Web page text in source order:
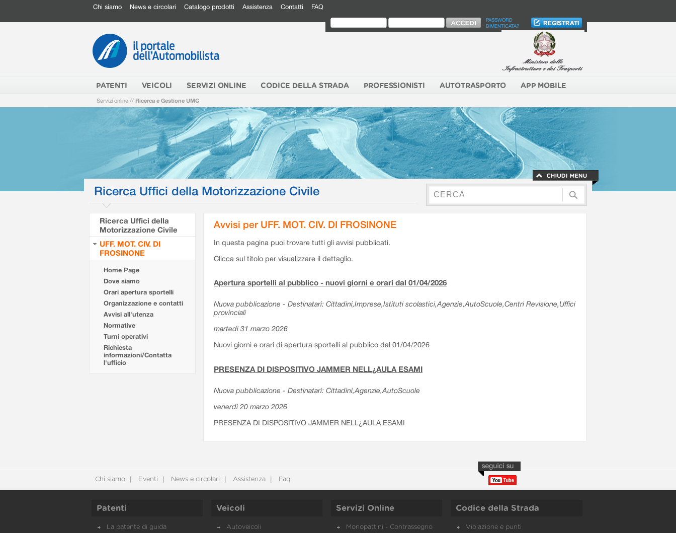
Chi siamo News e circolari Catalogo prodotti Assistenza Contatti FAQ
PASSWORD
DIMENTICATA?
PATENTI VEICOLI SERVIZI ONLINE CODICE DELLA STRADA PROFESSIONISTI AUTOTRASPORTO APP MOBILE
Servizi online // Ricerca e Gestione UMC
Ricerca Uffici della Motorizzazione Civile
Ricerca Uffici della
Motorizzazione Civile
UFF. MOT. CIV. DI
FROSINONE
Home Page
Dove siamo
Orari apertura sportelli
Organizzazione e contatti
Avvisi all'utenza
Normative
Turni operativi
Richiesta
informazioni/Contatta
l'ufficio
Avvisi per UFF. MOT. CIV. DI FROSINONE
In questa pagina puoi trovare tutti gli avvisi pubblicati.
Clicca sul titolo per visualizzare il dettaglio.
Apertura sportelli al pubblico - nuovi giorni e orari dal 01/04/2026
Nuova pubblicazione - Destinatari: Cittadini,Imprese,Istituti scolastici,Agenzie,AutoScuole,Centri Revisione,Uffici
provinciali
martedì 31 marzo 2026
Nuovi giorni e orari di apertura sportelli al pubblico dal 01/04/2026
PRESENZA DI DISPOSITIVO JAMMER NELL¿AULA ESAMI
Nuova pubblicazione - Destinatari: Cittadini,Agenzie,AutoScuole
venerdì 20 marzo 2026
PRESENZA DI DISPOSITIVO JAMMER NELL¿AULA ESAMI
Chi siamo Eventi News e circolari Assistenza Faq
Patenti
La patente di guida
Veicoli
Autoveicoli
Servizi Online
Monopattini - Contrassegno
Codice della Strada
Violazione e punti